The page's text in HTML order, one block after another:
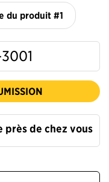
du produit #1
près de chez vous